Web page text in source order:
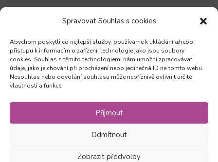
Spravovat Souhlas s cookies
Abychom poskytli co nejlepší služby, používáme k ukládání a/nebo
přístupu k informacím o zařízení, technologie jako jsou soubory
cookies. Souhlas s těmito technologiemi nám umožní zpracovávat
údaje, jako je chování při procházení nebo jedinečná ID na tomto webu.
Nesouhlas nebo odvolání souhlasu může nepříznivě ovlivnit určité
vlastnosti a funkce.
Příjmout
Odmítnout
Zobrazit předvolby
Zůstaňte v obraze
Odebírejte novinky a mějte přehled o všech našich
akcích